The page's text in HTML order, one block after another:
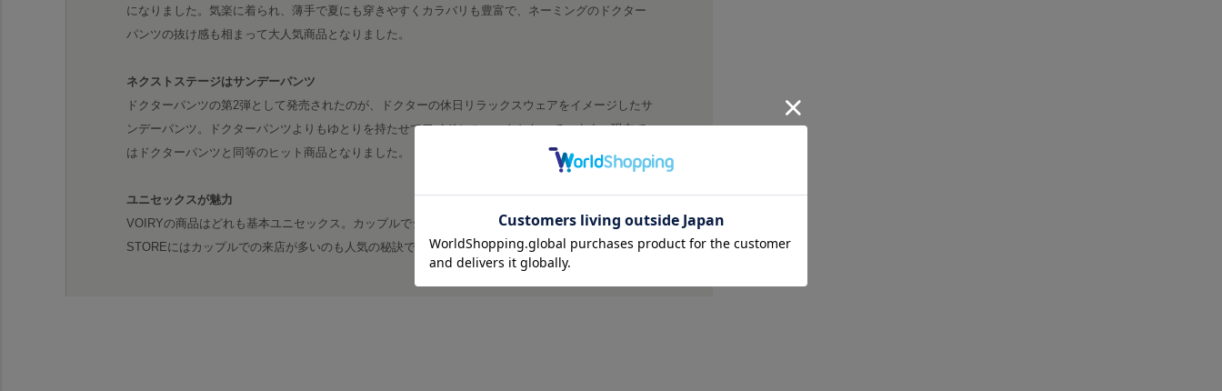
になりました。気楽に着られ、薄手で夏にも穿きやすくカラバリも豊富で、ネーミングのドクター
パンツの抜け感も相まって大人気商品となりました。
ネクストステージはサンデーパンツ
ドクターパンツの第2弾として発売されたのが、ドクターの休日リラックスウェアをイメージしたサ
ンデーパンツ。ドクターパンツよりもゆとりを持たせてワイドシルエットとなっています。現在で
はドクターパンツと同等のヒット商品となりました。
ユニセックスが魅力
VOIRYの商品はどれも基本ユニセックス。カップルでシェアして着ることもできます。VOIRY
STOREにはカップルでの来店が多いのも人気の秘訣ですね。